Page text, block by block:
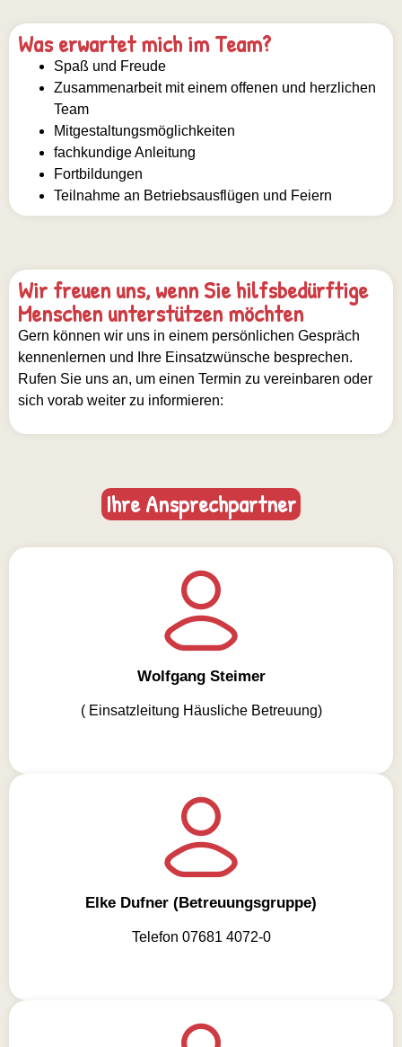
Was erwartet mich im Team?
Spaß und Freude
Zusammenarbeit mit einem offenen und herzlichen
Team
Mitgestaltungsmöglichkeiten
fachkundige Anleitung
Fortbildungen
Teilnahme an Betriebsausflügen und Feiern
Wir freuen uns, wenn Sie hilfsbedürftige
Menschen unterstützen möchten
Gern können wir uns in einem persönlichen Gespräch
kennenlernen und Ihre Einsatzwünsche besprechen.
Rufen Sie uns an, um einen Termin zu vereinbaren oder
sich vorab weiter zu informieren:
Ihre Ansprechpartner
Wolfgang Steimer
( Einsatzleitung Häusliche Betreuung)
Elke Dufner (Betreuungsgruppe)
Telefon 07681 4072-0